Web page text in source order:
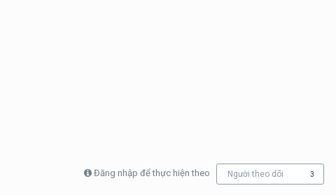
Đăng nhập để thực hiện theo Người theo dõi 3